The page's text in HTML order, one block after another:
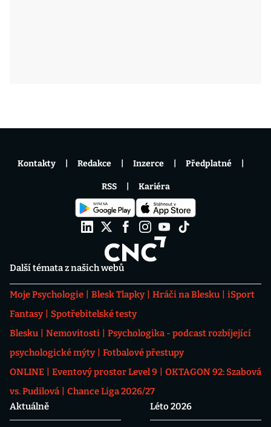
Další témata z našich webů
Moje Psychologie Blesk Tlapky Hráči na Blesku
iSport
Fantasy
Spotřebitelské testy
Blesku
Nemovitosti
Psychologika - podcast rozbíjející
psychologické mýty
Fotbalové přestupy
ONLINE
Eventový prostor Level 9
OKTAGON 92: Szabová
vs. Pudilová
Chance Liga 2026/27
Aktuálně
Léto 2026
Kontakty Redakce Inzerce Předplatné
RSS Kariéra